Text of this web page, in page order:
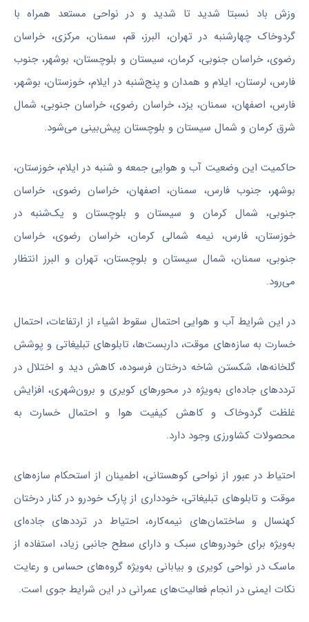
وزش باد نسبتا شدید تا شدید و در نواحی مستعد همراه با
گردوخاک چهارشنبه در تهران، البرز، قم، سمنان، مرکزی، خراسان
رضوی، خراسان جنوبی، کرمان، سیستان و بلوچستان، بوشهر، جنوب
فارس، لرستان، ایلام و همدان و پنج‌شنبه در ایلام، خوزستان، بوشهر،
فارس، اصفهان، سمنان، یزد، خراسان رضوی، خراسان جنوبی، شمال
شرق کرمان و شمال سیستان و بلوچستان پیش‌بینی می‌شود.
حاکمیت این وضعیت آب و هوایی جمعه و شنبه در ایلام، خوزستان،
بوشهر، جنوب فارس، سمنان، اصفهان، خراسان رضوی، خراسان
جنوبی، شمال کرمان و سیستان و بلوچستان و یک‌شنبه در
خوزستان، فارس، نیمه شمالی کرمان، خراسان رضوی، خراسان
جنوبی، سمنان، شمال سیستان و بلوچستان، تهران و البرز انتظار
می‌رود.
در این شرایط آب و هوایی احتمال سقوط اشیاء از ارتفاعات، احتمال
خسارت به سازه‌های موقت، داربست‌ها، تابلو‌های تبلیغاتی و پوشش
گلخانه‌ها، شکستن شاخه درختان فرسوده، کاهش دید و اختلال در
تردد‌های جاده‌ای به‌ویژه در محور‌های کویری و برون‌شهری، افزایش
غلظت گردوخاک و کاهش کیفیت هوا و احتمال خسارت به
محصولات کشاورزی وجود دارد.
احتیاط در عبور از نواحی کوهستانی، اطمینان از استحکام سازه‌های
موقت و تابلو‌های تبلیغاتی، خودداری از پارک خودرو در کنار درختان
کهنسال و ساختمان‌های نیمه‌کاره، احتیاط در تردد‌های جاده‌ای
به‌ویژه برای خودرو‌های سبک و دارای سطح جانبی زیاد، استفاده از
ماسک در نواحی کویری و بیابانی به‌ویژه گروه‌های حساس و رعایت
نکات ایمنی در انجام فعالیت‌های عمرانی در این شرایط جوی است.